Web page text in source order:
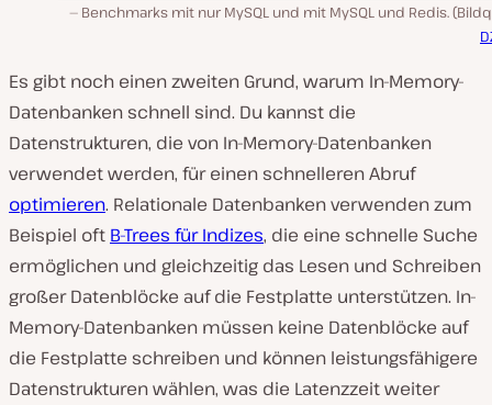
Benchmarks mit nur MySQL und mit MySQL und Redis.
Es gibt noch einen zweiten Grund, warum In-Memory-
Datenbanken schnell sind. Du kannst die
Datenstrukturen, die von In-Memory-Datenbanken
verwendet werden, für einen schnelleren Abruf
optimieren. Relationale Datenbanken verwenden zum
Beispiel oft B-Trees für Indizes, die eine schnelle Suche
ermöglichen und gleichzeitig das Lesen und Schreiben
großer Datenblöcke auf die Festplatte unterstützen. In-
Memory-Datenbanken müssen keine Datenblöcke auf
die Festplatte schreiben und können leistungsfähigere
Datenstrukturen wählen, was die Latenzzeit weiter